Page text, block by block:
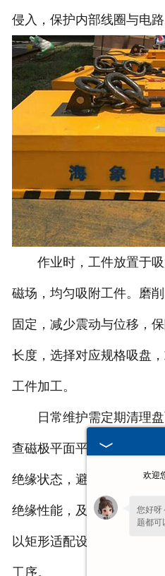
侵入，保护内部线圈与电路
作业时，工件放置于吸
磁场，均匀吸附工件。磨
固定，减少震动与位移，
长度，选择对应规格吸盘
工件加工。
日常维护需定期清理盘
查磁极平面平整度，有无
绝缘状态，避免短路、漏
绝缘性能，及时更换老化
以矩形适配设计，稳固固
工序。
欢迎
您好呀
题都可